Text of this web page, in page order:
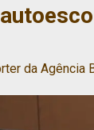
da Agência